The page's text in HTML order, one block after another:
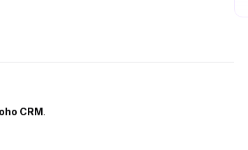
CRM.